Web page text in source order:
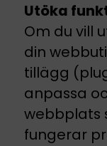
Utöka
Om du vill
din
tillägg
anpassa
webbplats
fungerar